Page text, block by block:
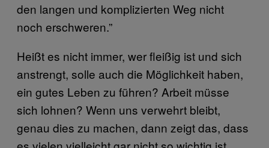
den langen und komplizierten Weg nicht
noch erschweren.”
Heißt es nicht immer, wer fleißig ist und sich
anstrengt, solle auch die Möglichkeit haben,
ein gutes Leben zu führen? Arbeit müsse
sich lohnen? Wenn uns verwehrt bleibt,
genau dies zu machen, dann zeigt das, dass